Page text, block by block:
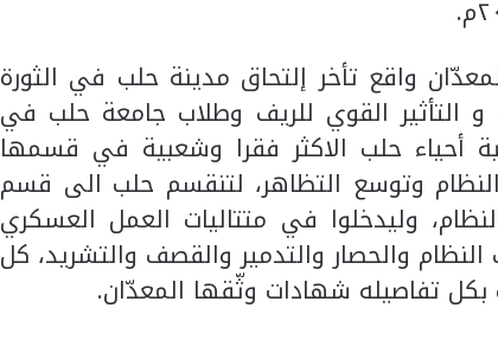
واقع تأخر إلتحاق مدينة حلب في الثورة
و التأثير القوي للريف وطلاب جامعة حلب في
أحياء حلب الاكثر فقرا وشعبية في قسمها
وتوسع التظاهر، لتنقسم حلب الى قسم
وليدخلوا في متتاليات العمل العسكري
والحصار والتدمير والقصف والتشريد، كل
تفاصيله شهادات وثّقها المعدّان.